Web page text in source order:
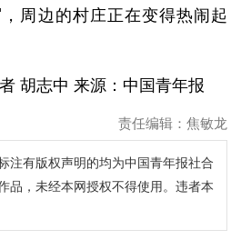
周边的村庄正在变得热闹起
胡志中 来源：中国青年报
责任编辑：焦敏龙
注有版权声明的均为中国青年报社合
品，未经本网授权不得使用。违者本